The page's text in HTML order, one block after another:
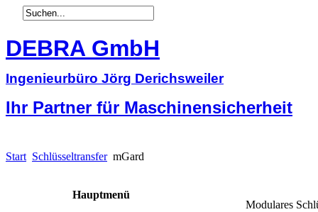
DEBRA GmbH
Ingenieurbüro Jörg Derichsweiler
Ihr Partner für Maschinensicherheit
Start Schlüsseltransfer mGard
Hauptmenü
Modulares